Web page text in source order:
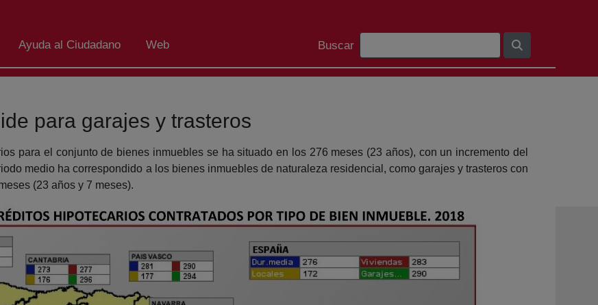
Ayuda al Ciudadano Web
Search Bar
Buscar
para garajes y trasteros
para el conjunto de bienes inmuebles se ha situado en los 276 meses (23 años), con un incremento del
medio ha correspondido a los bienes inmuebles de naturaleza residencial, como garajes y trasteros con
(23 años y 7 meses).